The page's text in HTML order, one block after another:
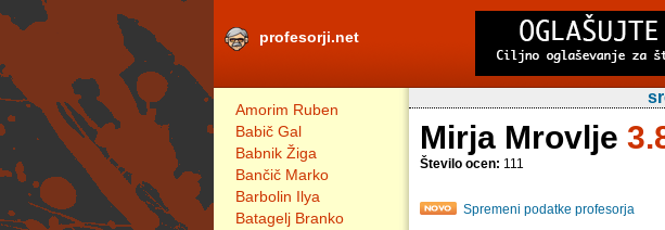
profesorji.net
Amorim Ruben
Babič Gal
Babnik Žiga
Bančič Marko
Barbolin Ilya
Batagelj Branko
Mirja Mrovlje
Število ocen: 111
Spremeni podatke profesorja